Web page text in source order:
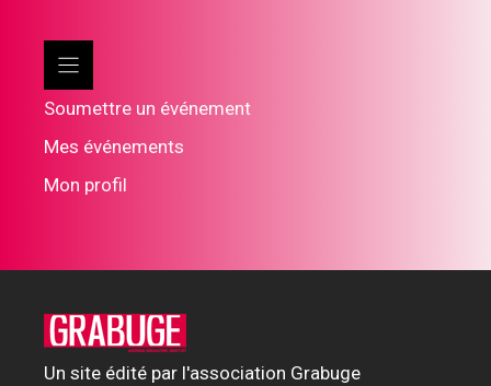
Soumettre un événement
Mes événements
Mon profil
Un site édité par l'association Grabuge